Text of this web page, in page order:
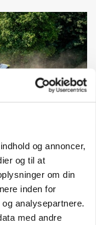
og annoncer,
og til at
om din
inden for
analysepartnere.
med andre
afprøves i år